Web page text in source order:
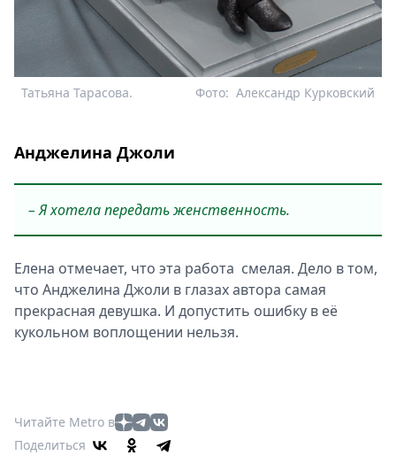
Татьяна Тарасова. Александр Курковский
Фото:
Анджелина Джоли
– Я хотела передать женственность.
Елена отмечает, что эта работа смелая. Дело в том,
что Анджелина Джоли в глазах автора самая
прекрасная девушка. И допустить ошибку в её
кукольном воплощении нельзя.
Читайте Metro в
Поделиться